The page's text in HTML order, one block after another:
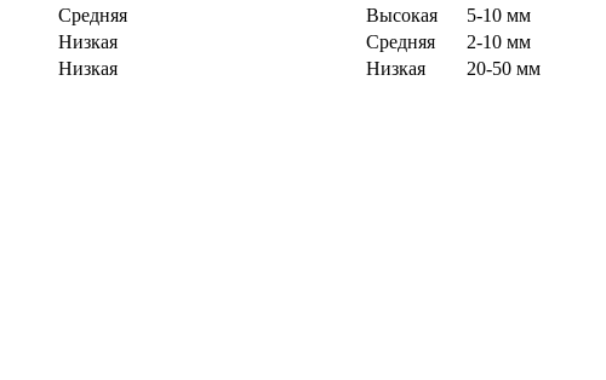
Средняя Высокая
5-10 мм
Низкая Средняя
2-10 мм
Низкая Низкая 20-50 мм